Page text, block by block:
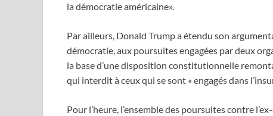
la démocratie américaine».
Par ailleurs, Donald Trump a étendu son
démocratie, aux poursuites engagées par deux
la base d’une disposition constitutionnelle
qui interdit à ceux qui se sont « engagés dans
Pour l’heure, l’ensemble des poursuites contre